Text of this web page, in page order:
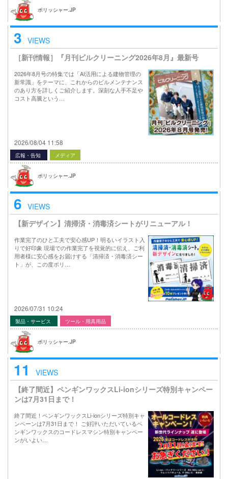
ポリッシャー.JP
3 VIEWS
［新刊情報］『月刊ビルクリーニング2026年8月』最新号
2026年8月号の特集では「AI活用による建物管理の
新常識」をテーマに、これからのビルメンテナンス
のあり方を詳しくご紹介します。深刻な人手不足や
コスト高騰という…
2026/08/04 11:58
広報・告知 メディア
ポリッシャー.JP
6 VIEWS
【新デザイン】清掃済・消毒済シートがリニューアル！
作業完了のひと工夫で安心感UP！明るいイラスト入
りで好印象 現場での作業完了を視覚的に伝え、ご利
用者様に安心感をお届けする「清掃済・消毒済シー
ト」が、この度ポリ…
2026/07/31 10:24
製品・サービス ツール・用具用品
ポリッシャー.JP
11
VIEWS
【終了間近】ペンギンワックスLi-ionシリーズ特別キャンペー
ンは7月31日まで！
終了間近！ペンギンワックスLi-ionシリーズ特別キャ
ンペーンは7月31日まで！ ご好評いただいているペ
ンギンワックスのコードレスマシン特別キャンペー
ンがいよい…